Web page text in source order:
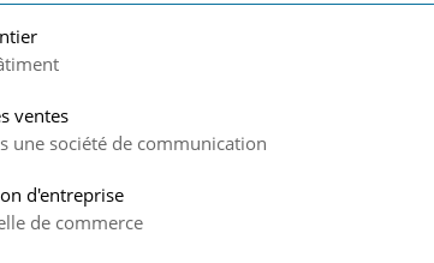
ventes
une société de communication
d'entreprise
de commerce